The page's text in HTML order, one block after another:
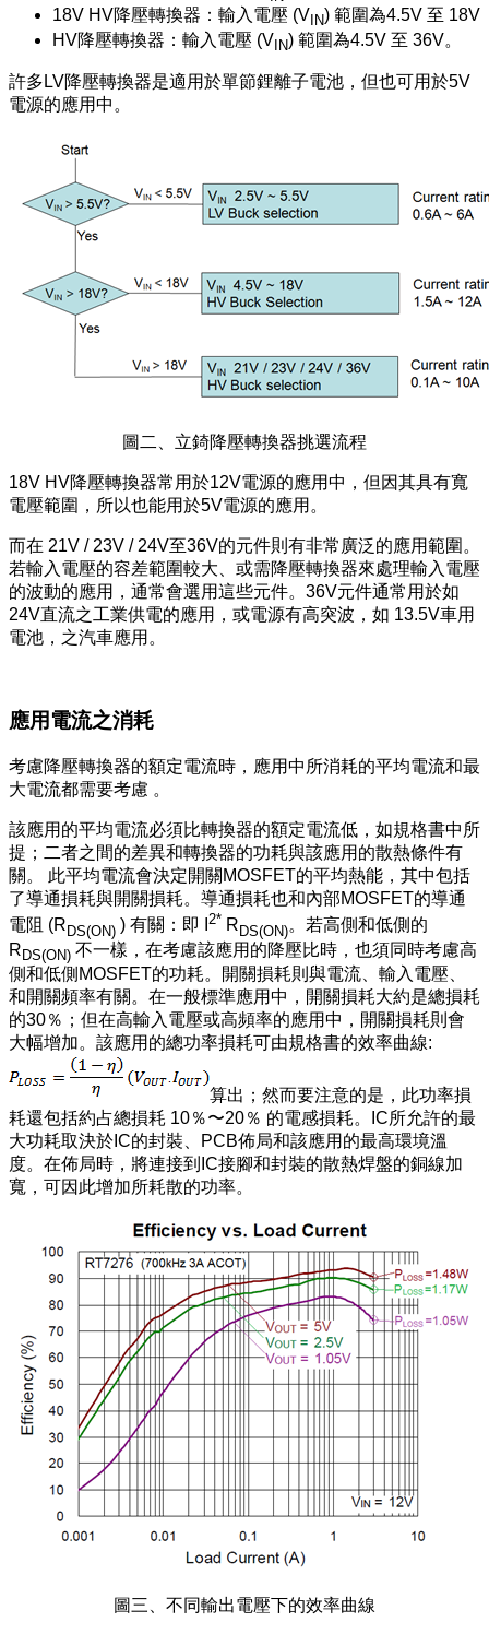
18V HV降壓轉換器：輸入電壓 (V IN) 範圍為4.5V 至 18V
HV降壓轉換器：輸入電壓 (VIN) 範圍為4.5V 至 36V。
許多LV降壓轉換器是適用於單節鋰離子電池，但也可用於5V
電源的應用中。
圖二、立錡降壓轉換器挑選流程
18V HV降壓轉換器常用於12V電源的應用中，但因其具有寬
電壓範圍，所以也能用於5V電源的應用。
而在 21V / 23V / 24V至36V的元件則有非常廣泛的應用範圍。
若輸入電壓的容差範圍較大、或需降壓轉換器來處理輸入電壓
的波動的應用，通常會選用這些元件。36V元件通常用於如
24V直流之工業供電的應用，或電源有高突波，如 13.5V車用
電池，之汽車應用。
應用電流之消耗
考慮降壓轉換器的額定電流時，應用中所消耗的平均電流和最
大電流都需要考慮 。
該應用的平均電流必須比轉換器的額定電流低，如規格書中所
提；二者之間的差異和轉換器的功耗與該應用的散熱條件有
關。 此平均電流會決定開關MOSFET的平均熱能，其中包括
了導通損耗與開關損耗。導通損耗也和內部MOSFET的導通
電阻 (RDS(ON) ) 有關：即 I 2* RDS(ON)。若高側和低側的
R DS(ON) 不一樣，在考慮該應用的降壓比時，也須同時考慮高
側和低側MOSFET的功耗。開關損耗則與電流、輸入電壓、
和開關頻率有關。在一般標準應用中，開關損耗大約是總損耗
的30％；但在高輸入電壓或高頻率的應用中，開關損耗則會
大幅增加。該應用的總功率損耗可由規格書的效率曲線:
算出；然而要注意的是，此功率損
耗還包括約占總損耗 10％〜20％ 的電感損耗。IC所允許的最
大功耗取決於IC的封裝、PCB佈局和該應用的最高環境溫
度。在佈局時，將連接到IC接腳和封裝的散熱焊盤的銅線加
寬，可因此增加所耗散的功率。
圖三、不同輸出電壓下的效率曲線